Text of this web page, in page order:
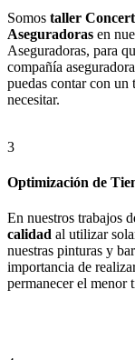
Somos taller
Aseguradoras en
Aseguradoras, para
compañía
puedas contar con un
necesitar.
3
Optimización de
En nuestros trabajos
calidad al utilizar
nuestras pinturas y
importancia de
permanecer el menor